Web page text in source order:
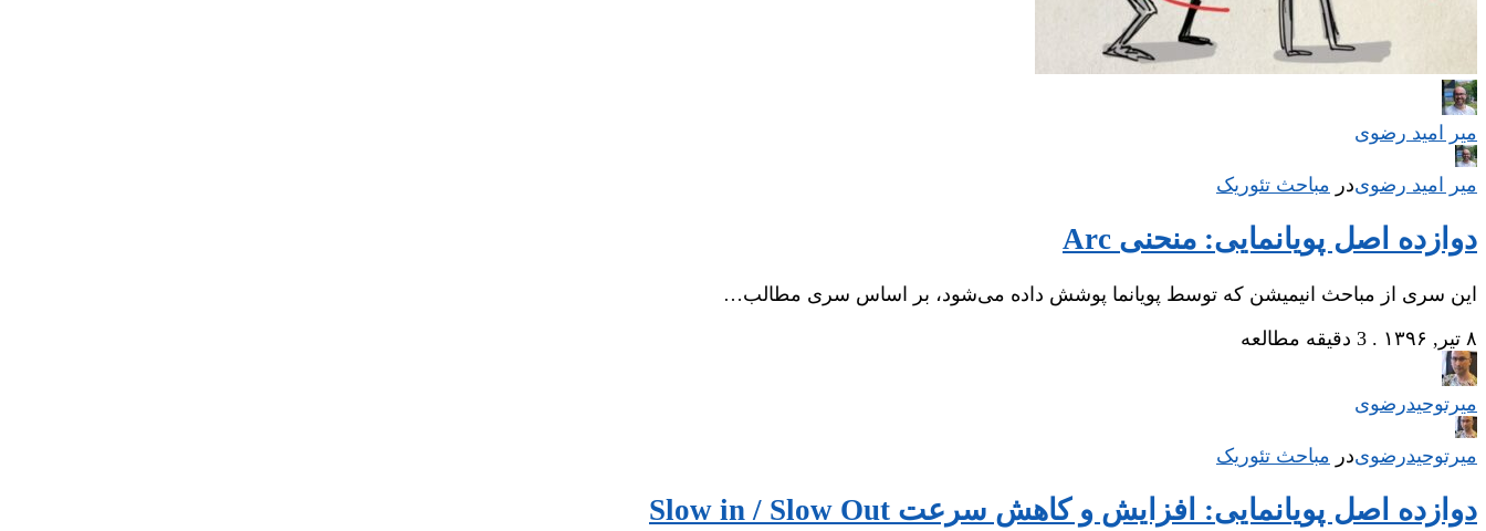
میر امید رضوی
میر امید رضویدر مباحث تئوریک
دوازده اصل پویانمایی: منحنی‌ Arc
این سری از مباحث انیمیشن که توسط پویانما پوشش داده می‌شود، بر اساس سری مطالب…
۸ تیر, ۱۳۹۶
. 3 دقیقه مطالعه
میر‌توحیدرضوی
میر‌توحیدرضویدر مباحث تئوریک
دوازده اصل پویانمایی: افزایش و کاهش سرعت Slow in / Slow Out